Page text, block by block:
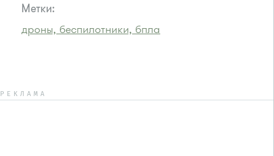
Метки:
дроны, беспилотники, бпла
РЕКЛАМА